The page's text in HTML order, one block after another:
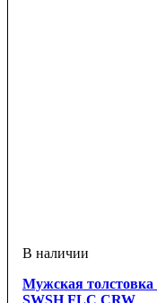
Мужская
SWSH FLC CRW